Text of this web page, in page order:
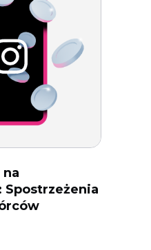
na
Spostrzeżenia